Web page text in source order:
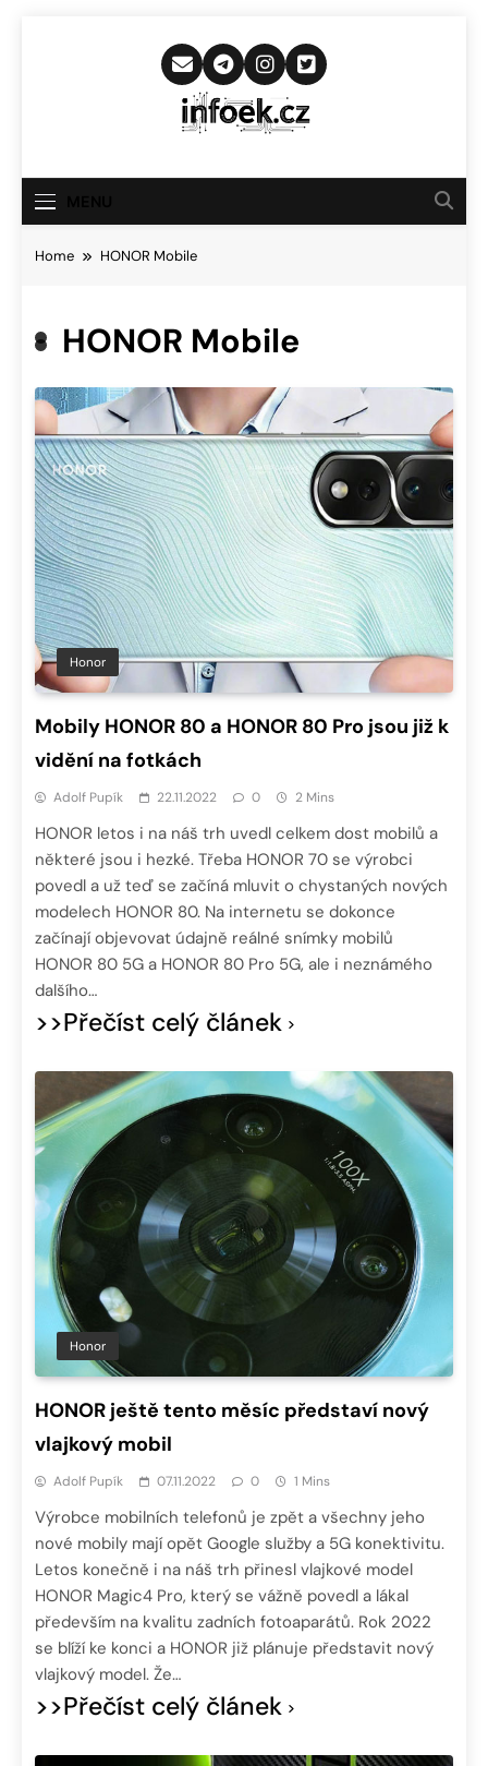
Infoek.cz
Novinkám
Home HONOR Mobile
HONOR Mobile
Honor
Mobily HONOR 80 a HONOR 80 Pro jsou již k
vidění na fotkách
Adolf Pupík 22.11.2022 0 2 Mins
HONOR letos i na náš trh uvedl celkem dost mobilů a
některé jsou i hezké. Třeba HONOR 70 se výrobci
povedl a už teď se začíná mluvit o chystaných nových
modelech HONOR 80. Na internetu se dokonce
začínají objevovat údajně reálné snímky mobilů
HONOR 80 5G a HONOR 80 Pro 5G, ale i neznámého
dalšího…
>>Přečíst celý článek
Honor
HONOR ještě tento měsíc představí nový
vlajkový mobil
Adolf Pupík 07.11.2022 0 1 Mins
Výrobce mobilních telefonů je zpět a všechny jeho
nové mobily mají opět Google služby a 5G konektivitu.
Letos konečně i na náš trh přinesl vlajkové model
HONOR Magic4 Pro, který se vážně povedl a lákal
především na kvalitu zadních fotoaparátů. Rok 2022
se blíží ke konci a HONOR již plánuje představit nový
vlajkový model. Že…
>>Přečíst celý článek